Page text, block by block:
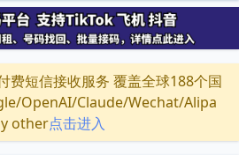
费短信接收服务 覆盖全球188个国
OpenAI/Claude/Wechat/Alipa
other点击进入